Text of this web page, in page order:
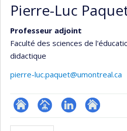
Pierre-Luc
Professeur adjoint
Faculté des sciences de
didactique
pierre-luc.paquet@umontreal.ca
ResearchGate
Page LinkedInAutre